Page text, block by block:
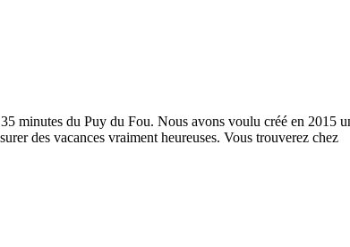
minutes du Puy du Fou. Nous avons voulu créé en 2015
des vacances vraiment heureuses. Vous trouverez chez